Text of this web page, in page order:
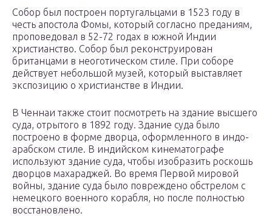
Собор был построен португальцами в 1523 году в
честь апостола Фомы, который согласно преданиям,
проповедовал в 52-72 годах в южной Индии
христианство. Собор был реконструирован
британцами в неоготическом стиле. При соборе
действует небольшой музей, который выставляет
экспозицию о христианстве в Индии.
В Ченнаи также стоит посмотреть на здание высшего
суда, отрытого в 1892 году. Здание суда было
построено в форме дворца, оформленного в индо-
арабском стиле. В индийском кинематографе
используют здание суда, чтобы изобразить роскошь
дворцов махараджей. Во время Первой мировой
войны, здание суда было повреждено обстрелом с
немецкого военного корабля, но после полностью
восстановлено.